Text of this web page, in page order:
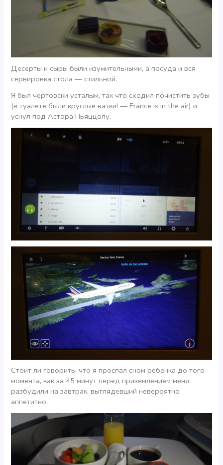
Десерты и сыры были изумительными, а посуда и вся
сервировка стола — стильной.
Я был чертовски усталым, так что сходил почистить зубы
(в туалете были круглые ватки! — France is in the air) и
уснул под Астора Пьяццолу.
Стоит ли говорить, что я проспал сном ребенка до того
момента, как за 45 минут перед приземлением меня
разбудили на завтрак, выглядевший невероятно
аппетитно.